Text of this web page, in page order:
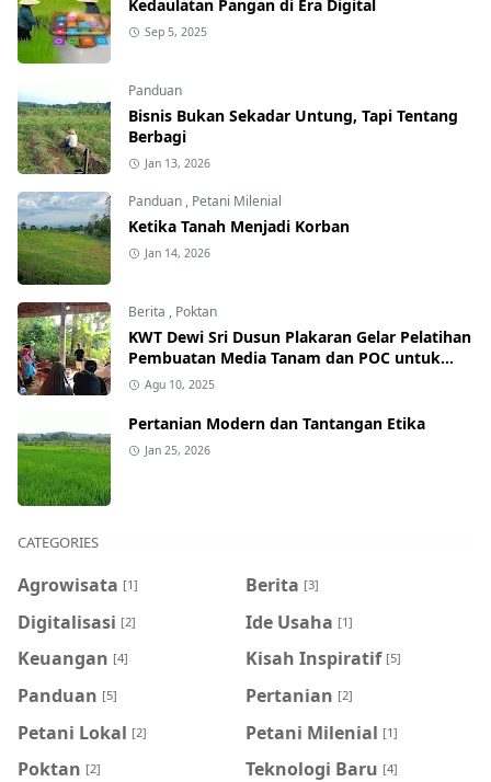
Kedaulatan Pangan di Era Digital
Sep 5, 2025
Panduan
Bisnis Bukan Sekadar Untung, Tapi Tentang
Berbagi
Jan 13, 2026
Panduan , Petani Milenial
Ketika Tanah Menjadi Korban
Jan 14, 2026
Berita , Poktan
KWT Dewi Sri Dusun Plakaran Gelar Pelatihan
Pembuatan Media Tanam dan POC untuk
Tingkatkan Produktivitas Pekarangan
Agu 10, 2025
Pertanian Modern dan Tantangan Etika
Jan 25, 2026
CATEGORIES
Agrowisata [1] Berita [3]
Digitalisasi [2] Ide Usaha [1]
Keuangan [4] Kisah Inspiratif [5]
Panduan [5] Pertanian [2]
Petani Lokal [2] Petani Milenial [1]
Poktan [2] Teknologi Baru [4]